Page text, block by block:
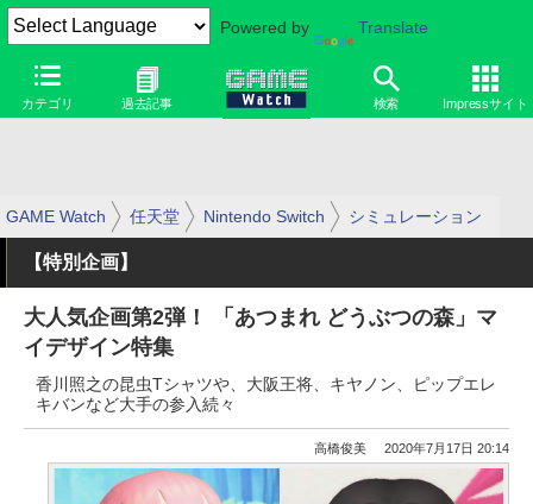
Powered by Translate
カテゴリ 過去記事 検索 Impressサイト
GAME Watch 任天堂 Nintendo Switch シミュレーション
【特別企画】
大人気企画第2弾！ 「あつまれ どうぶつの森」マ
イデザイン特集
香川照之の昆虫Tシャツや、大阪王将、キヤノン、ピップエレ
キバンなど大手の参入続々
高橋俊美 2020年7月17日 20:14